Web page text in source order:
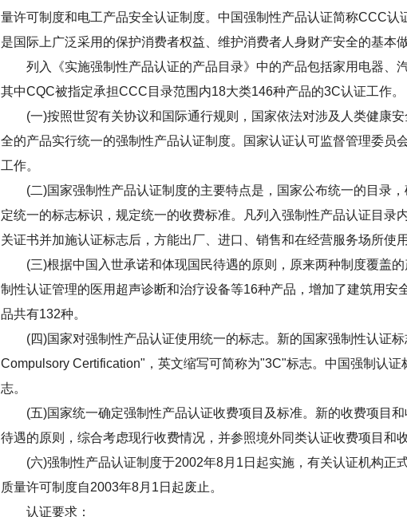
量许可制度和电工产品安全认证制度。中国强制性产品认证简称CCC
是国际上广泛采用的保护消费者权益、维护消费者人身财产安全的基本做
列入《实施强制性产品认证的产品目录》中的产品包括家用电器、
其中CQC被指定承担CCC目录范围内18大类146种产品的3C认证工作。
(一)按照世贸有关协议和国际通行规则，国家依法对涉及人类健康安
全的产品实行统一的强制性产品认证制度。国家认证认可监督管理委员
工作。
(二)国家强制性产品认证制度的主要特点是，国家公布统一的目录，
定统一的标志标识，规定统一的收费标准。凡列入强制性产品认证目录
关证书并加施认证标志后，方能出厂、进口、销售和在经营服务场所使用
(三)根据中国入世承诺和体现国民待遇的原则，原来两种制度覆盖的
制性认证管理的医用超声诊断和治疗设备等16种产品，增加了建筑用
品共有132种。
(四)国家对强制性产品认证使用统一的标志。新的国家强制性认证标
Compulsory Certification"，英文缩写可简称为"3C"标志。中国强制认
志。
(五)国家统一确定强制性产品认证收费项目及标准。新的收费项目和
待遇的原则，综合考虑现行收费情况，并参照境外同类认证收费项目和收
(六)强制性产品认证制度于2002年8月1日起实施，有关认证机构正
质量许可制度自2003年8月1日起废止。
认证要求：